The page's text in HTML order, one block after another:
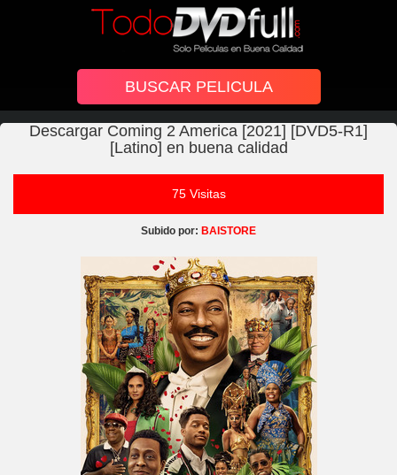
Descargar Coming 2 America [2021] [DVD5-R1]
[Latino] en buena calidad
75 Visitas
Subido por: BAISTORE